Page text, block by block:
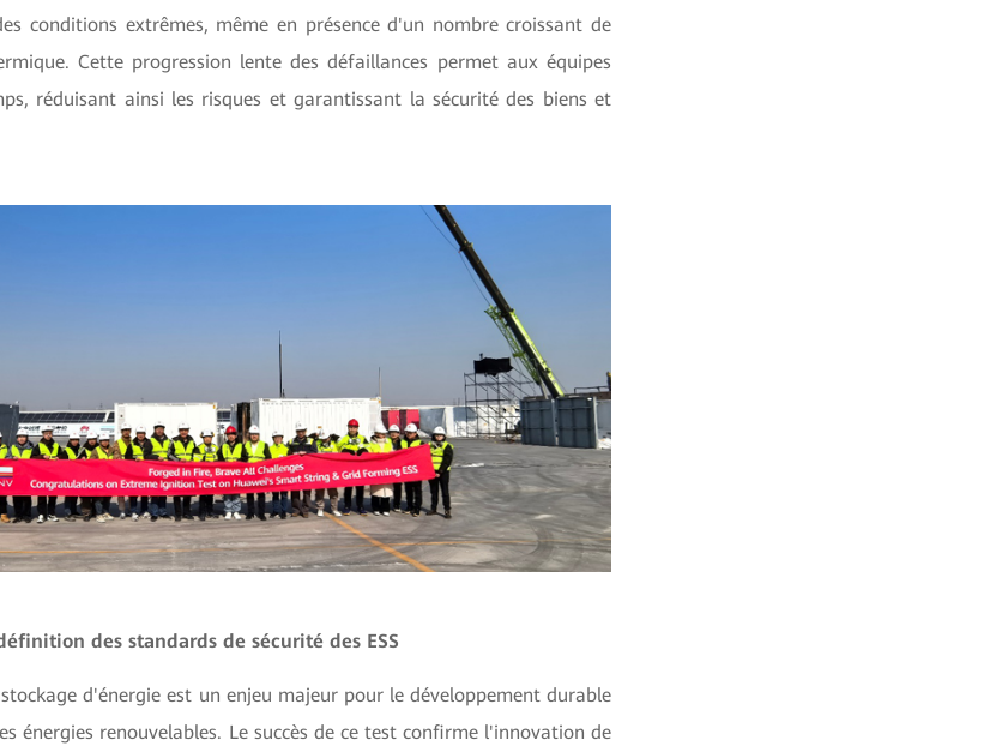
conditions extrêmes, même en présence d'un nombre croissant de
Cette progression lente des défaillances permet aux équipes
réduisant ainsi les risques et garantissant la sécurité des biens et
des standards de sécurité des ESS
d'énergie est un enjeu majeur pour le développement durable
énergies renouvelables. Le succès de ce test confirme l'innovation de